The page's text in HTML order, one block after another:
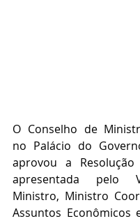
O Conselho de
no Palácio do
aprovou a
apresentada pelo
Ministro, Ministro
Assuntos Econômicos